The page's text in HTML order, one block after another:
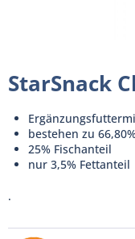
StarSnack
bestehen zu
25% Fischanteil
nur 3,5% Fettanteil
.